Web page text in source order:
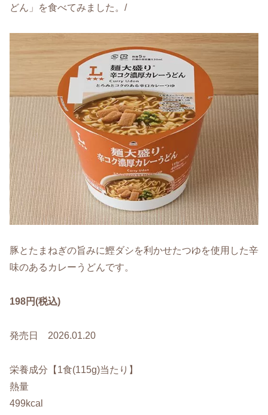
どん」を食べてみました。/
豚とたまねぎの旨みに鰹ダシを利かせたつゆを使用した辛
味のあるカレーうどんです。
198円(税込)
発売日 2026.01.20
栄養成分【1食(115g)当たり】
熱量
499kcal